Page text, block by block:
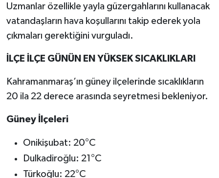
Uzmanlar özellikle yayla güzergahlarını kullanacak
vatandaşların hava koşullarını takip ederek yola
çıkmaları gerektiğini vurguladı.
İLÇE İLÇE GÜNÜN EN YÜKSEK SICAKLIKLARI
Kahramanmaraş’ın güney ilçelerinde sıcaklıkların
20 ila 22 derece arasında seyretmesi bekleniyor.
Güney İlçeleri
Onikişubat: 20°C
Dulkadiroğlu: 21°C
Türkoğlu: 22°C